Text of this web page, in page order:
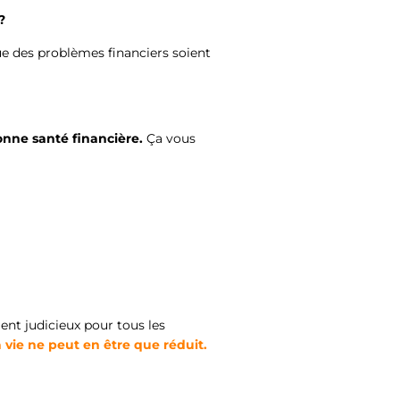
des problèmes financiers soient
santé financière. Ça vous
judicieux pour tous les
vie ne peut en être que réduit.